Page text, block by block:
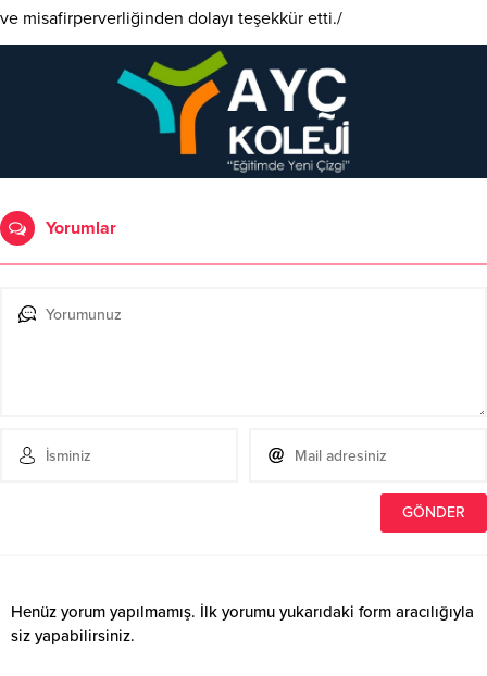
ve misafirperverliğinden dolayı teşekkür etti./
Yorumlar
Henüz yorum yapılmamış. İlk yorumu yukarıdaki form aracılığıyla
siz yapabilirsiniz.